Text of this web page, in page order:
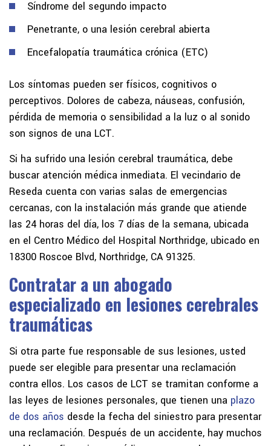
Síndrome del segundo impacto
Penetrante, o una lesión cerebral abierta
Encefalopatía traumática crónica (ETC)
Los síntomas pueden ser físicos, cognitivos o
perceptivos. Dolores de cabeza, náuseas, confusión,
pérdida de memoria o sensibilidad a la luz o al sonido
son signos de una LCT.
Si ha sufrido una lesión cerebral traumática, debe
buscar atención médica inmediata. El vecindario de
Reseda cuenta con varias salas de emergencias
cercanas, con la instalación más grande que atiende
las 24 horas del día, los 7 días de la semana, ubicada
en el Centro Médico del Hospital Northridge, ubicado en
18300 Roscoe Blvd, Northridge, CA 91325.
Contratar a un abogado
especializado en lesiones cerebrales
traumáticas
Si otra parte fue responsable de sus lesiones, usted
puede ser elegible para presentar una reclamación
contra ellos. Los casos de LCT se tramitan conforme a
las leyes de lesiones personales, que tienen una plazo
de dos años desde la fecha del siniestro para presentar
una reclamación. Después de un accidente, hay muchos